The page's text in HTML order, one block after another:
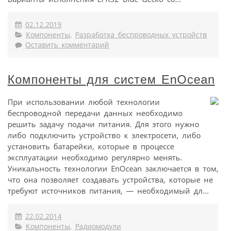
02.12.2019
Компоненты, Разработка беспроводных устройств
Оставить комментарий
Компоненты для систем EnOcean
При использовании любой технологии
беспроводной передачи данных необходимо
решить задачу подачи питания. Для этого нужно
либо подключить устройство к электросети, либо
установить батарейки, которые в процессе
эксплуатации необходимо регулярно менять.
Уникальность технологии EnOcean заключается в том,
что она позволяет создавать устройства, которые не
требуют источников питания, — необходимый дл...
22.02.2014
Компоненты, Радиомодули